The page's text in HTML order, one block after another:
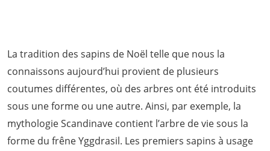
La tradition des sapins de Noël telle que nous la
connaissons aujourd’hui provient de plusieurs
coutumes différentes, où des arbres ont été introduits
sous une forme ou une autre. Ainsi, par exemple, la
mythologie Scandinave contient l’arbre de vie sous la
forme du frêne Yggdrasil. Les premiers sapins à usage